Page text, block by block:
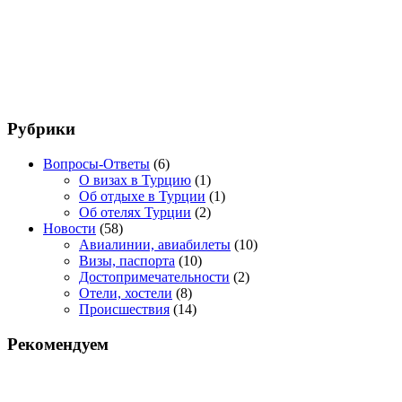
Рубрики
Вопросы-Ответы (6)
О визах в Турцию (1)
Об отдыхе в Турции (1)
Об отелях Турции (2)
Новости (58)
Авиалинии, авиабилеты (10)
Визы, паспорта (10)
Достопримечательности (2)
Отели, хостели (8)
Происшествия (14)
Рекомендуем